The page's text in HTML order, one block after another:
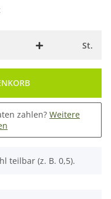
St.
zahlen? Weitere
teilbar (z. B. 0,5).